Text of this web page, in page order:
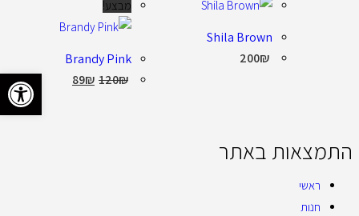
Shila Brown
200₪
מבצע!
Brandy Pink
120₪
89₪
התמצאות באתר
ראשי
חנות
פתח